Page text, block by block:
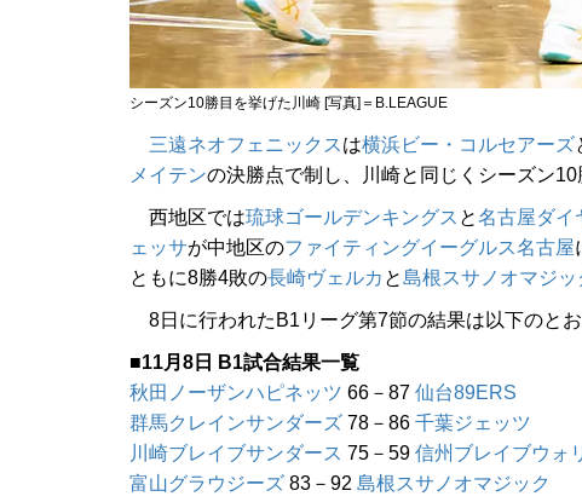
シーズン10勝目を挙げた川崎 [写真]＝B.LEAGUE
三遠ネオフェニックスは横浜ビー・コルセアーズ
メイテンの決勝点で制し、川崎と同じくシーズン10
西地区では琉球ゴールデンキングス と名古屋ダイ
ェッサが中地区のファイティングイーグルス名古屋
ともに8勝4敗の長崎ヴェルカ と島根スサノオマジッ
8日に行われたB1リーグ第7節の結果は以下のとお
■11月8日 B1試合結果一覧
秋田ノーザンハピネッツ 66－87 仙台89ERS
群馬クレインサンダーズ 78－86 千葉ジェッツ
川崎ブレイブサンダース 75－59 信州ブレイブウォ
富山グラウジーズ 83－92 島根スサノオマジック